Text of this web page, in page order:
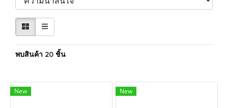
พบสินค้า 20 ชิ้น
New New